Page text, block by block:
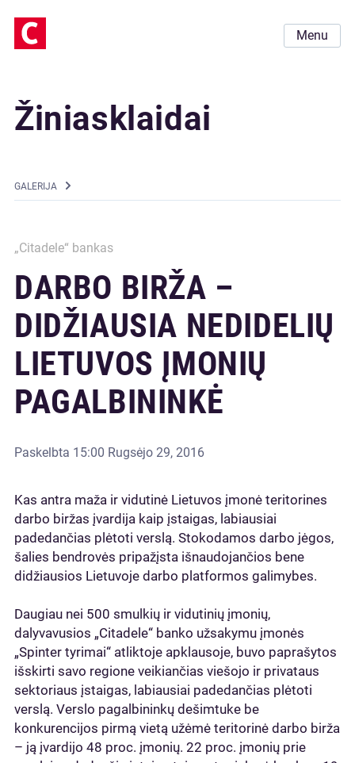
Menu
Žiniasklaidai
GALERIJA
„Citadele“ bankas
DARBO BIRŽA –
DIDŽIAUSIA NEDIDELIŲ
LIETUVOS ĮMONIŲ
PAGALBININKĖ
Paskelbta 15:00 Rugsėjo 29, 2016
Kas antra maža ir vidutinė Lietuvos įmonė teritorines
darbo biržas įvardija kaip įstaigas, labiausiai
padedančias plėtoti verslą. Stokodamos darbo jėgos,
šalies bendrovės pripažįsta išnaudojančios bene
didžiausios Lietuvoje darbo platformos galimybes.
Daugiau nei 500 smulkių ir vidutinių įmonių,
dalyvavusios „Citadele“ banko užsakymu įmonės
„Spinter tyrimai“ atliktoje apklausoje, buvo paprašytos
išskirti savo regione veikiančias viešojo ir privataus
sektoriaus įstaigas, labiausiai padedančias plėtoti
verslą. Verslo pagalbininkų dešimtuke be
konkurencijos pirmą vietą užėmė teritorinė darbo birža
– ją įvardijo 48 proc. įmonių. 22 proc. įmonių prie